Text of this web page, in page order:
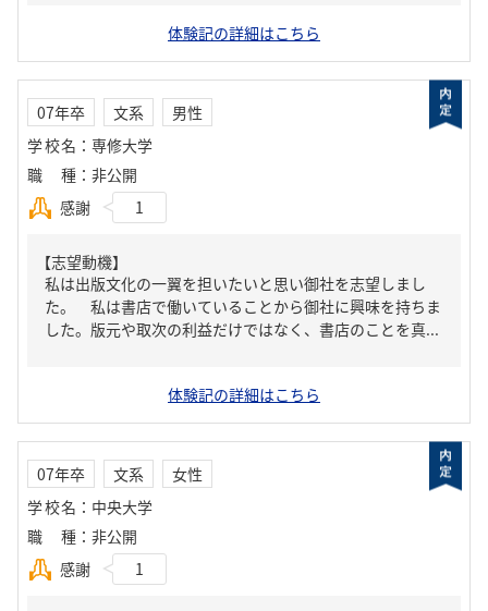
体験記の詳細はこちら
07年卒 文系
男性
学校名 ： 専修大学
職種 ： 非公開
感謝
1
【志望動機】
私は出版文化の一翼を担いたいと思い御社を志望しまし
た。 私は書店で働いていることから御社に興味を持ちま
した。版元や取次の利益だけではなく、書店のことを真...
体験記の詳細はこちら
07年卒 文系
女性
学校名 ： 中央大学
職種 ： 非公開
感謝
1